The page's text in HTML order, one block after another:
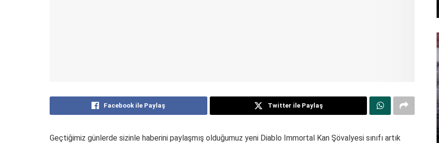
Facebook ile Paylaş Twitter ile Paylaş
Geçtiğimiz günlerde sizinle haberini paylaşmış olduğumuz yeni Diablo Immortal Kan Şövalyesi sınıfı artık